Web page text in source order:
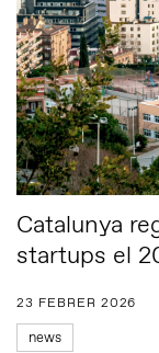
Catalunya
startups el
23 FEBRER 2026
news